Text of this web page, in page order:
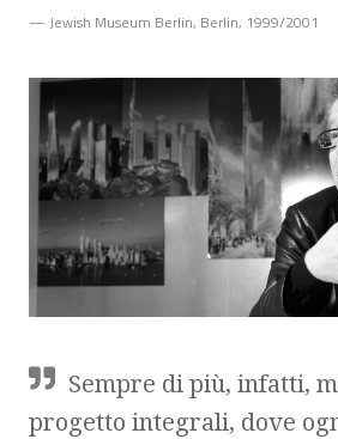
— Jewish Museum Berlin, Berlin, 1999/2001
Sempre di più, infatti,
progetto integrali, dove